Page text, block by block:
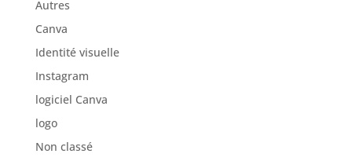
Autres
Canva
Identité visuelle
Instagram
logiciel Canva
logo
Non classé